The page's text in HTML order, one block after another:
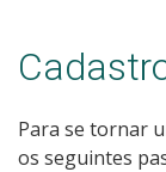
Para se tornar
os seguintes